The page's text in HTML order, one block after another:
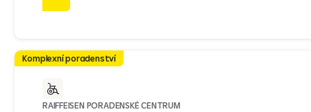
Komplexní poradenství
RAIFFEISEN PORADENSKÉ CENTRUM